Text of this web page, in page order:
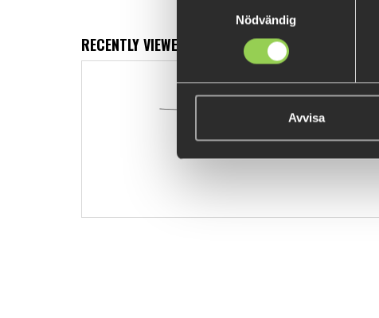
Nödvändig
Avvisa
RECENTLY VIEWED PRODUCTS
Owner Sniper
€6.30